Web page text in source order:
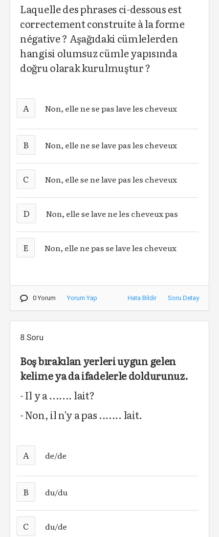
Laquelle des phrases ci-dessous est
correctement construite à la forme
négative ? Aşağıdaki cümlelerden
hangisi olumsuz cümle yapısında
doğru olarak kurulmuştur ?
A Non, elle ne se pas lave les cheveux
B Non, elle ne se lave pas les cheveux
C Non, elle se ne lave pas les cheveux
D Non, elle se lave ne les cheveux pas
E Non, elle ne pas se lave les cheveux
0 Yorum Yorum Yap Hata Bildir Soru Detay
8.Soru
Boş bırakılan yerleri uygun gelen
kelime ya da ifadelerle doldurunuz.
- Il y a ....... lait?
- Non, il n'y a pas ....... lait.
A de/de
B du/du
C du/de